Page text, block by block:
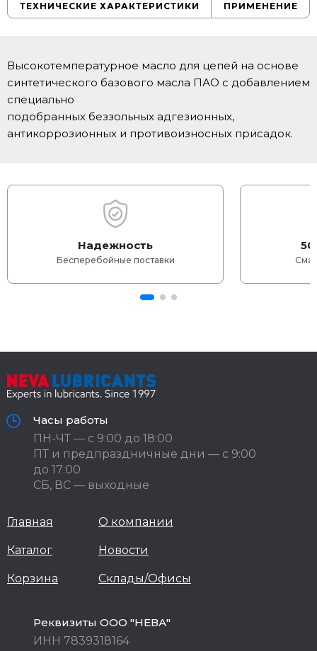
ТЕХНИЧЕСКИЕ ХАРАКТЕРИСТИКИ ПРИМЕНЕНИЕ
Высокотемпературное масло для цепей на основе
синтетического базового масла ПАО с добавлением
специально
подобранных беззольных адгезионных,
антикоррозионных и противоизносных присадок.
Надежность
Бесперебойные поставки
Часы работы
ПН-ЧТ — с 9:00 до 18:00
ПТ и предпраздничные дни — с 9:00
до 17:00
СБ, ВС — выходные
Главная
Каталог
Корзина
О компании
Новости
Склады/Офисы
Реквизиты ООО "НЕВА"
ИНН 7839318164